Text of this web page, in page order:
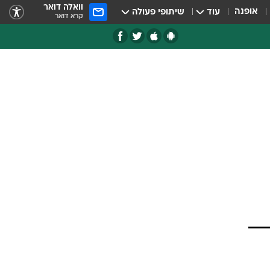
אופנה עוד שיתופי פעולה וואלה דואר
קרא דואר